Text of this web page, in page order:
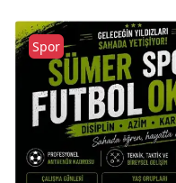
Spor